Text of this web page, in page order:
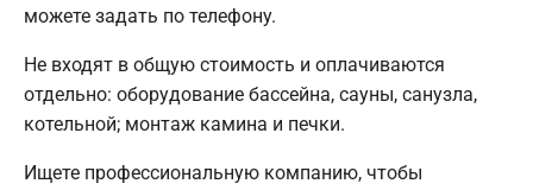
можете задать по телефону.
Не входят в общую стоимость и оплачиваются
отдельно: оборудование бассейна, сауны, санузла,
котельной; монтаж камина и печки.
Ищете профессиональную компанию, чтобы